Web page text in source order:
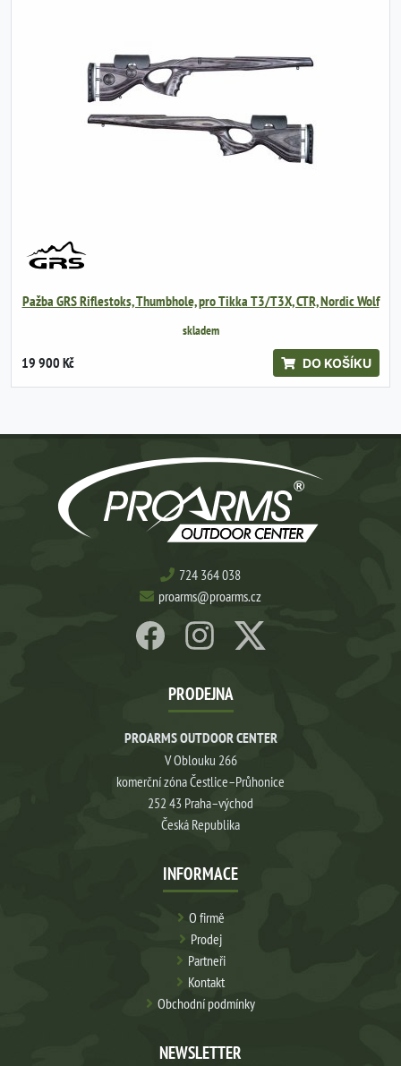
Pažba GRS Riflestoks, Thumbhole, pro Tikka T3/T3X, CTR, Nordic Wolf
skladem
19 900 Kč DO KOŠÍKU
724 364 038
proarms@proarms.cz
PRODEJNA
PROARMS OUTDOOR CENTER
V Oblouku 266
komerční zóna Čestlice–Průhonice
252 43 Praha–východ
Česká Republika
INFORMACE
O firmě
Prodej
Partneři
Kontakt
Obchodní podmínky
NEWSLETTER